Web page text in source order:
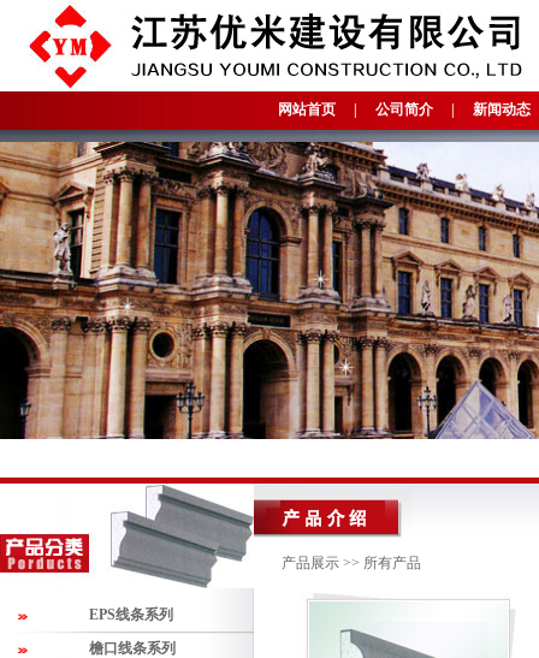
网站首页| 公司简介| 新闻动态
EPS线条系列
檐口线条系列
产品展示 >> 所有产品